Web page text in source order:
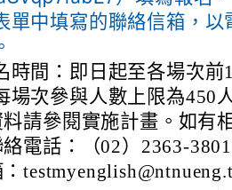
單中填寫的聯絡信箱，
時間：即日起至各場次
場次參與人數上限為450
請參閱實施計畫。如有
電話：（02）2363-